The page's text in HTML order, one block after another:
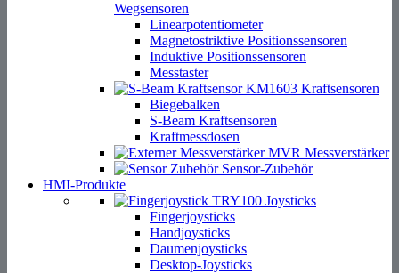
Wegsensoren
Linearpotentiometer
Magnetostriktive Positionssensoren
Induktive Positionssensoren
Messtaster
Kraftsensoren
Biegebalken
S-Beam Kraftsensoren
Kraftmessdosen
Messverstärker
Sensor-Zubehör
HMI-Produkte
Joysticks
Fingerjoysticks
Handjoysticks
Daumenjoysticks
Desktop-Joysticks